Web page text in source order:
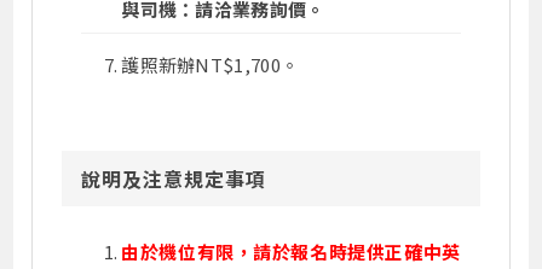
與司機：請洽業務詢價。
護照新辦NT$1,700。
說明及注意規定事項
由於機位有限，請於報名時提供正確中英